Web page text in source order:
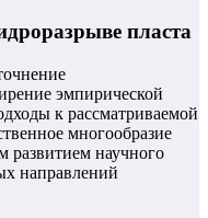
пласта
эмпирической
к рассматриваемой
многообразие
развитием научного
направлений